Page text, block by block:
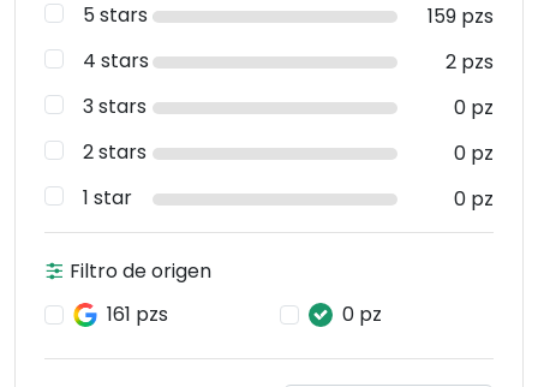
5 stars
159 pzs
4 stars
2 pzs
3 stars
0 pz
2 stars
0 pz
1 star
0 pz
Filtro de origen
161 pzs
0 pz